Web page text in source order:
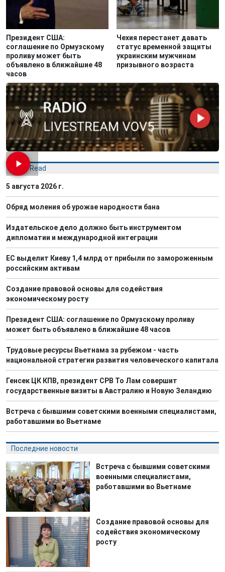
Президент США:
соглашение по Ормузскому
проливу может быть
объявлено в ближайшие 48
часов
Чехия перестанет давать
статус временной защиты
украинским мужчинам
призывного возраста
Most Read
5 августа 2026 г.
Обряд моления об урожае народности бана
Издательское дело должно быть инструментом
дипломатии и международной интеграции
ЕС выделит Киеву 1,4 млрд от прибыли по замороженным
российским активам
Создание правовой основы для содействия
экономическому росту
Президент США: соглашение по Ормузскому проливу
может быть объявлено в ближайшие 48 часов
Трудовые ресурсы Вьетнама за рубежом - часть
национальной стратегии развития человеческого капитала
Генсек ЦК КПВ, президент СРВ То Лам совершит
государственные визиты в Австралию и Новую Зеландию
Встреча с бывшими советскими военными специалистами,
работавшими во Вьетнаме
Последние новости
Встреча с бывшими советскими
военными специалистами,
работавшими во Вьетнаме
Создание правовой основы для
содействия экономическому
росту